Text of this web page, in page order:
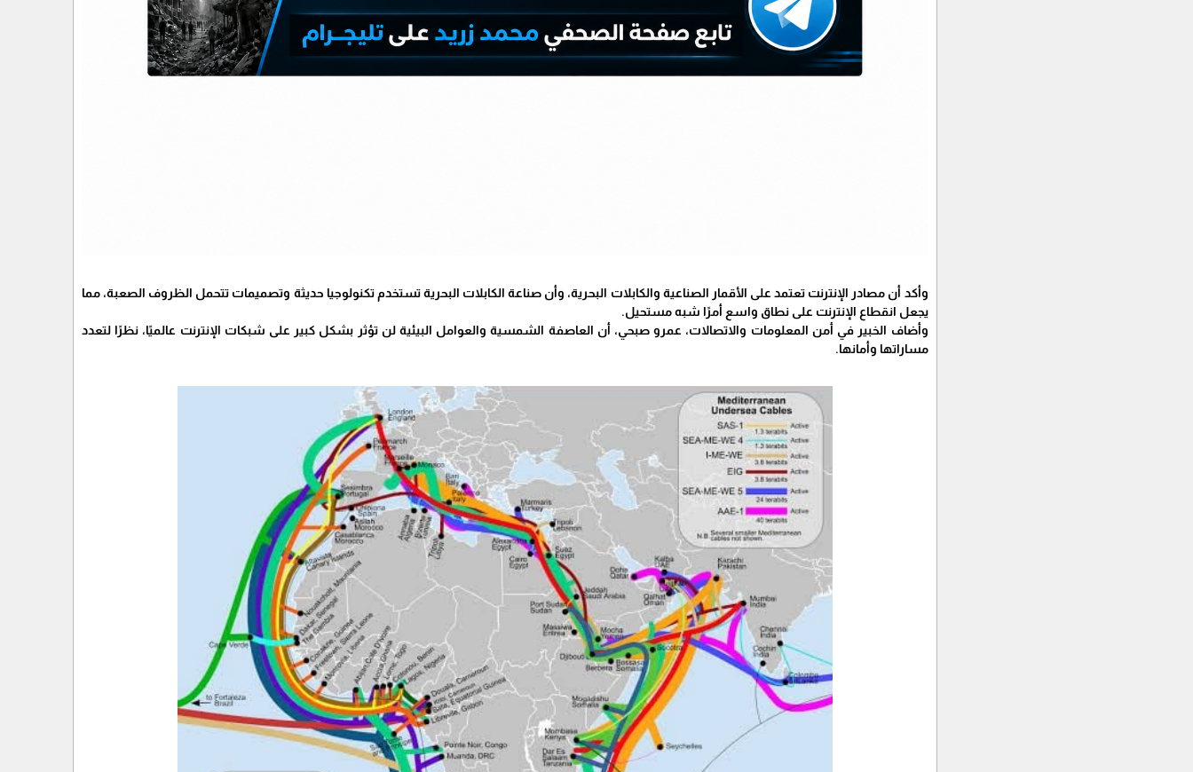
وأكد أن مصادر الإنترنت تعتمد على الأقمار الصناعية والكابلات البحرية، وأن صناعة الكابلات البحرية تستخدم تكنولوجيا حديثة وتصميمات تتحمل الظروف الصعبة، مما
يجعل انقطاع الإنترنت على نطاق واسع أمرًا شبه مستحيل.
وأضاف الخبير في أمن المعلومات والاتصالات، عمرو صبحي، أن العاصفة الشمسية والعوامل البيئية لن تؤثر بشكل كبير على شبكات الإنترنت عالميًا، نظرًا لتعدد
مساراتها وأمانها.